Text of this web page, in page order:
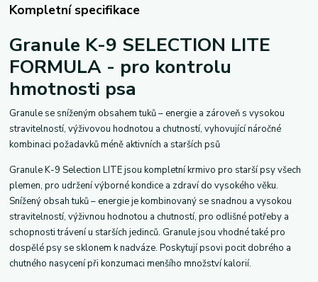
Kompletní specifikace
Granule K-9 SELECTION LITE
FORMULA - pro kontrolu
hmotnosti psa
Granule se sníženým obsahem tuků – energie a zároveň s vysokou
stravitelností, výživovou hodnotou a chutností, vyhovující náročné
kombinaci požadavků méně aktivních a starších psů
Granule K-9 Selection LITE jsou kompletní krmivo pro starší psy všech
plemen, pro udržení výborné kondice a zdraví do vysokého věku.
Snížený obsah tuků – energie je kombinovaný se snadnou a vysokou
stravitelností, výživnou hodnotou a chutností, pro odlišné potřeby a
schopnosti trávení u starších jedinců. Granule jsou vhodné také pro
dospělé psy se sklonem k nadváze. Poskytují psovi pocit dobrého a
chutného nasycení při konzumaci menšího množství kalorií.